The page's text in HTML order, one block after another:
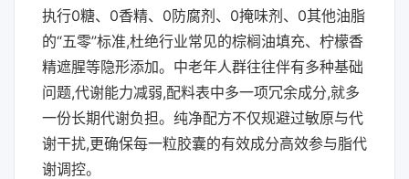
执行0糖、0香精、0防腐剂、0掩味剂、0其他油脂
的“五零”标准,杜绝行业常见的棕榈油填充、柠檬香
精遮腥等隐形添加。中老年人群往往伴有多种基础
问题,代谢能力减弱,配料表中多一项冗余成分,就多
一份长期代谢负担。纯净配方不仅规避过敏原与代
谢干扰,更确保每一粒胶囊的有效成分高效参与脂代
谢调控。